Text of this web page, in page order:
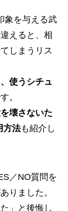
象を与える武
えると、相
しまうリス
使うシチュ
。
壊さないた
方法も紹介し
／NO質問を
りました。
」と後悔し